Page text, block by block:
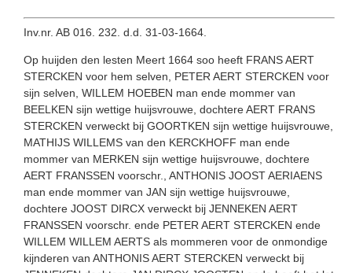
Inv.nr. AB 016. 232. d.d. 31-03-1664.
Op huijden den lesten Meert 1664 soo heeft FRANS AERT
STERCKEN voor hem selven, PETER AERT STERCKEN voor
sijn selven, WILLEM HOEBEN man ende mommer van
BEELKEN sijn wettige huijsvrouwe, dochtere AERT FRANS
STERCKEN verweckt bij GOORTKEN sijn wettige huijsvrouwe,
MATHIJS WILLEMS van den KERCKHOFF man ende
mommer van MERKEN sijn wettige huijsvrouwe, dochtere
AERT FRANSSEN voorschr., ANTHONIS JOOST AERIAENS
man ende mommer van JAN sijn wettige huijsvrouwe,
dochtere JOOST DIRCX verweckt bij JENNEKEN AERT
FRANSSEN voorschr. ende PETER AERT STERCKEN ende
WILLEM WILLEM AERTS als mommeren voor de onmondige
kijnderen van ANTHONIS AERT STERCKEN verweckt bij